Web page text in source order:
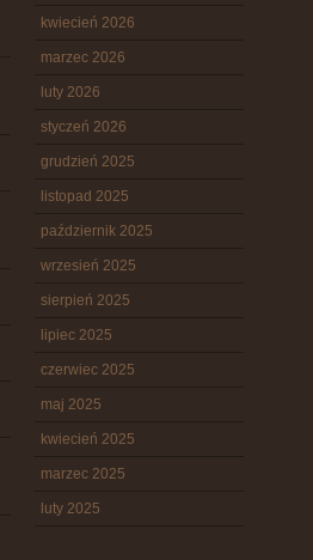
kwiecień 2026
marzec 2026
luty 2026
styczeń 2026
grudzień 2025
listopad 2025
październik 2025
wrzesień 2025
sierpień 2025
lipiec 2025
czerwiec 2025
maj 2025
kwiecień 2025
marzec 2025
luty 2025